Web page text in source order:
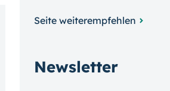
Seite weiterempfehlen
Newsletter